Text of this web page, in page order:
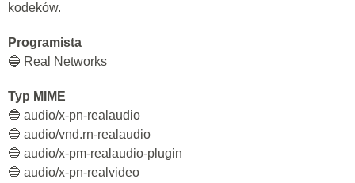
kodeków.
Programista
🔵 Real Networks
Typ MIME
🔵 audio/x-pn-realaudio
🔵 audio/vnd.rn-realaudio
🔵 audio/x-pm-realaudio-plugin
🔵 audio/x-pn-realvideo